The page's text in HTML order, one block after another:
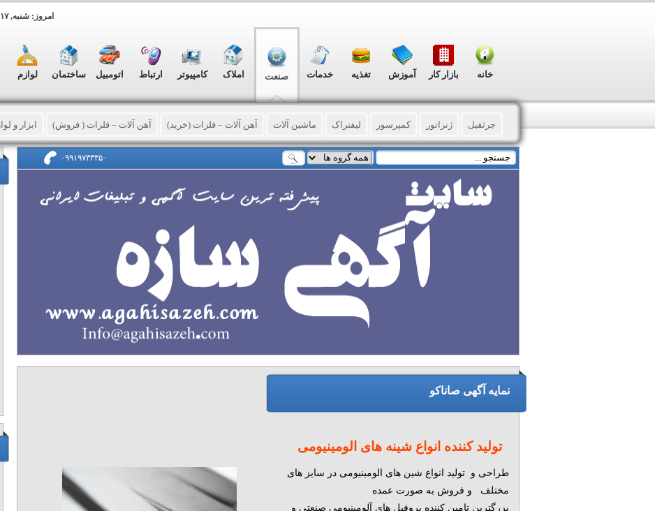
امروز: شنبه, ۱۷ مرداد ۱۴۰۵
خانه بازار کار آموزش تغذیه خدمات صنعت املاک کامپیوتر ارتباط اتومبیل ساختمان لوازم
جرثقیل ژنراتور کمپرسور لیفتراک ماشین آلات آهن آلات – فلزات (خرید) آهن آلات – فلزات ( فروش) ابزار و
برش کاری آهن آلات برق صنعتی صنایع چوبی بسته بندی کالا سری کاری – پرسکاری - تراشکاری کشاورزی – دامداری
صنایع پلاستیکی خم و پانچ ورق سیلو – مخزن – تانکر سند بلاست
کانکس-کانتینر-کاروان-ساندوچ پانل
آب و فاضلاب نساجی انبارداری و نگهداری کالا نصب و تعمیر لوله و اتصالات صنعتی
۰۹۹۱۹۷۳۳۳۵۰
نمایه آگهی صاناکو
تولید کننده انواع شینه های الومینیومی
طراحی و تولید انواع شین های الومینیومی در سایز های
مختلف و فروش به صورت عمده
بزرگترين تامین کننده پروفيل هاي آلومينيومي صنعتي و